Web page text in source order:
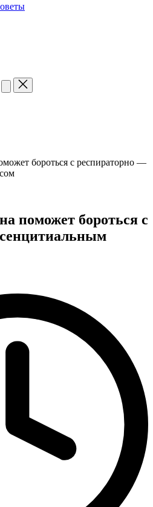
бороться с респираторно —
поможет бороться с